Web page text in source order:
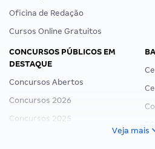
Oficina de Redação
Cursos Online Gratuitos
CONCURSOS PÚBLICOS EM
DESTAQUE
Concursos Abertos
Concursos 2026
Concursos 2025
Veja mais